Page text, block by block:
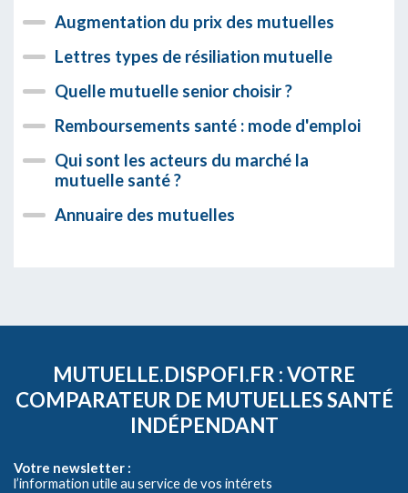
Augmentation du prix des mutuelles
Lettres types de résiliation mutuelle
Quelle mutuelle senior choisir ?
Remboursements santé : mode d'emploi
Qui sont les acteurs du marché la
mutuelle santé ?
Annuaire des mutuelles
MUTUELLE.DISPOFI.FR : VOTRE
COMPARATEUR DE MUTUELLES SANTÉ
INDÉPENDANT
Votre newsletter :
l’information utile au service de vos intérets